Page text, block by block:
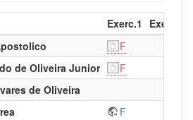
Exerc.1 Exerc.2
F
de Oliveira Junior
F
de Oliveira
F